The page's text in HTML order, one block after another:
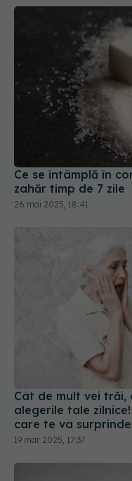
Ce se întâmplă în
zahăr timp de 7 zile
26 mai 2025, 18:41
Cât de mult vei
alegerile tale
care te va surprinde
19 mar 2025, 17:37